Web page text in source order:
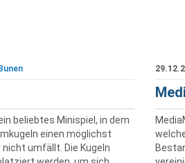
beliebtes Minispiel, in dem
einen möglichst
nicht umfällt. Die Kugeln